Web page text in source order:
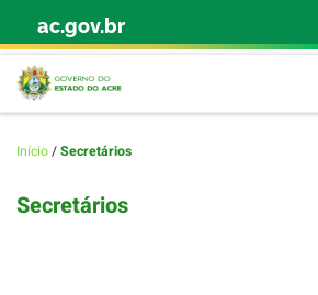
Skip to content
ac.gov.br
Início/Secretários
Secretários